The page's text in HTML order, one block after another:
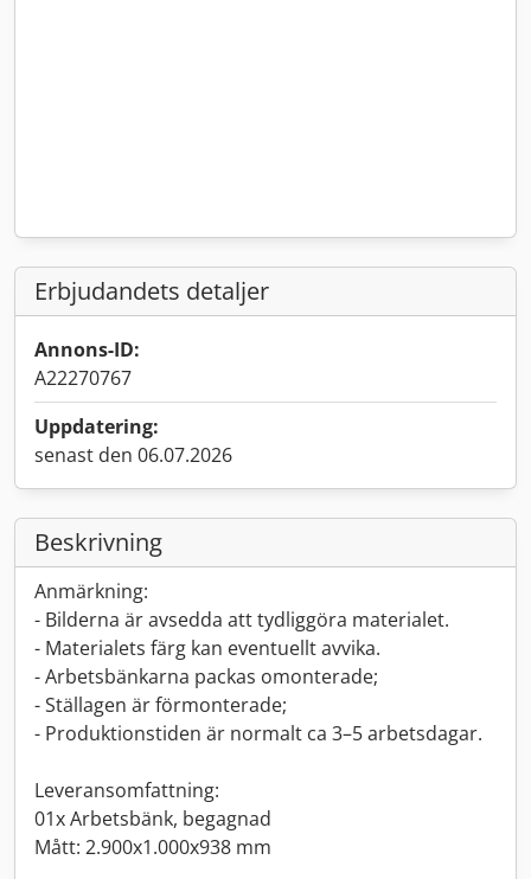
Erbjudandets detaljer
Annons-ID:
A22270767
Uppdatering:
senast den 06.07.2026
Beskrivning
Anmärkning:
- Bilderna är avsedda att tydliggöra materialet.
- Materialets färg kan eventuellt avvika.
- Arbetsbänkarna packas omonterade;
- Ställagen är förmonterade;
- Produktionstiden är normalt ca 3–5 arbetsdagar.
Leveransomfattning:
01x Arbetsbänk, begagnad
Mått: 2.900x1.000x938 mm